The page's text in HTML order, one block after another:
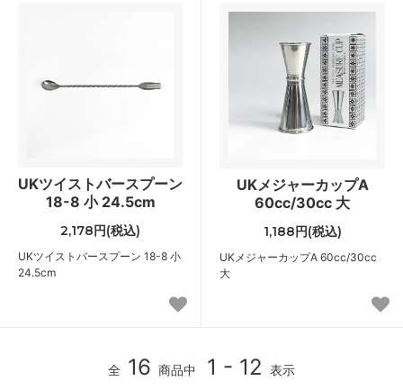
UKツイストバースプーン
18-8 小 24.5cm
2,178円(税込)
UKツイストバースプーン 18-8 小
24.5cm
UKメジャーカップA
60cc/30cc 大
1,188円(税込)
UKメジャーカップA 60cc/30cc
大
全 16 商品中 1 - 12 表示